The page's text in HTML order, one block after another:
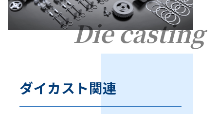
Die casting
ダイカスト関連